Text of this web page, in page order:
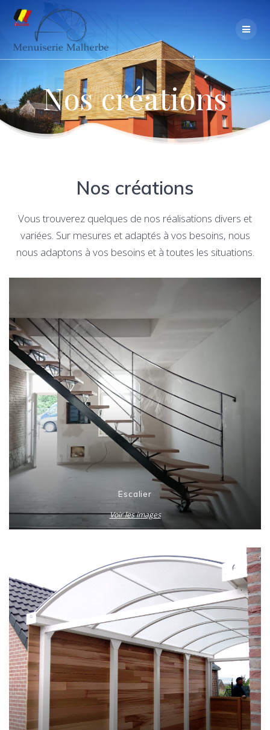
Nos créations
Nos créations
Vous trouverez quelques de nos réalisations divers et
variées. Sur mesures et adaptés à vos besoins, nous
nous adaptons à vos besoins et à toutes les situations.
Escalier
Voir les images